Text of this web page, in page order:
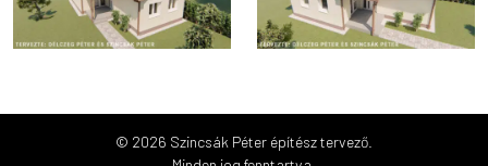
© 2026 Szincsák Péter építész tervező.